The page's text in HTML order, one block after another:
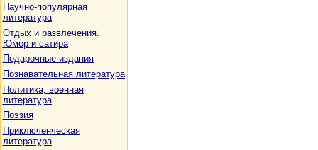
Научно-популярная
литература
Отдых и развлечения.
Юмор и сатира
Подарочные издания
Познавательная литература
Политика, военная
литература
Поэзия
Приключенческая
литература